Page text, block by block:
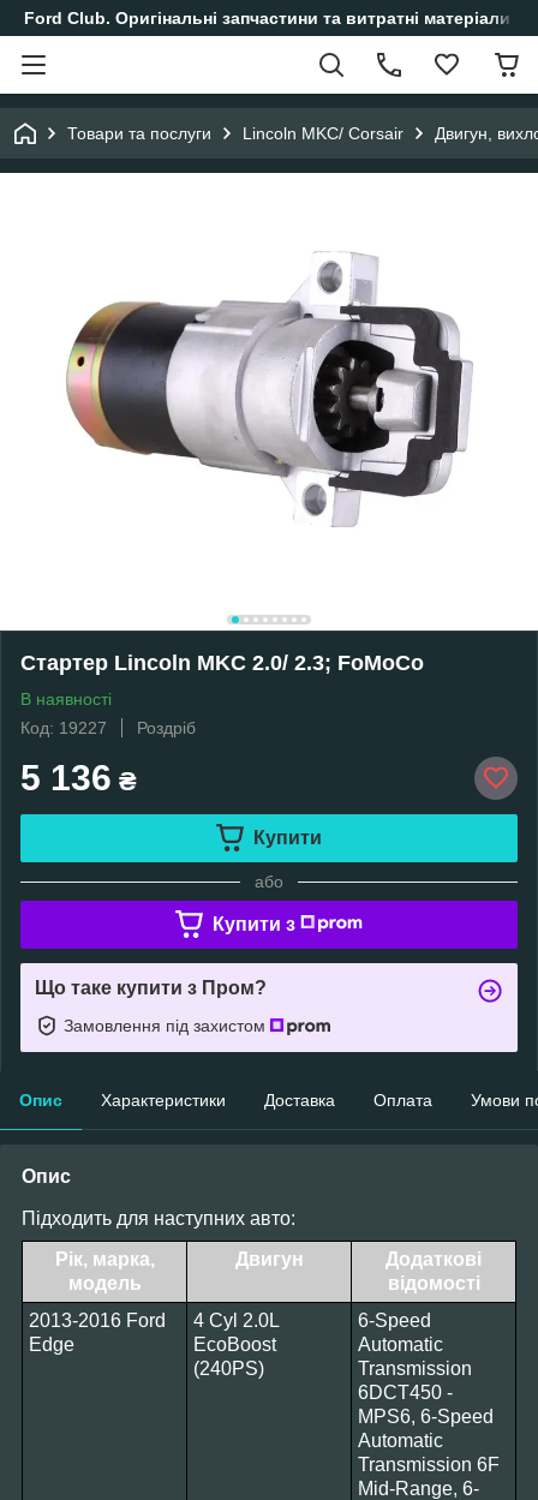
Ford Club. Оригінальні запчастини та витратні матеріали
Товари та послуги Lincoln MKC/ Corsair Двигун,
Стартер Lincoln MKC 2.0/ 2.3; FoMoCo
В наявності
Код: 19227
Роздріб
5 136 ₴
Купити
або
Купити з
Що таке купити з Пром?
Замовлення під захистом
Опис Характеристики Доставка Оплата Умови
Опис
Підходить для наступних авто:
Рік, марка,
модель
Двигун
Додаткові
відомості
2013-2016 Ford
Edge
4 Cyl 2.0L
EcoBoost
(240PS)
6-Speed
Automatic
Transmission
6DCT450 -
MPS6, 6-Speed
Automatic
Transmission 6F
Mid-Range, 6-